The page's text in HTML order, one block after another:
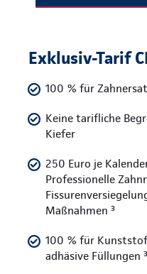
Exklusiv-Tarif
100 % für
Keine tarifliche
Kiefer
250 Euro je
Professionelle
Maßnahmen ³
100 % für
adhäsive Füllungen ³